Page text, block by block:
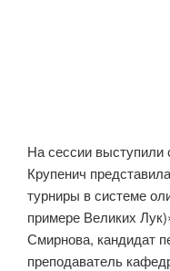
На сессии
Крупенич
турниры в системе
примере Великих
Смирнова, кандидат
преподаватель